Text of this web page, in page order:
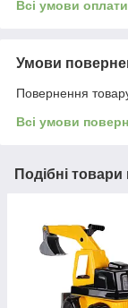
Всі умови оплати
Умови
Повернення
Всі умови
Подібні товари